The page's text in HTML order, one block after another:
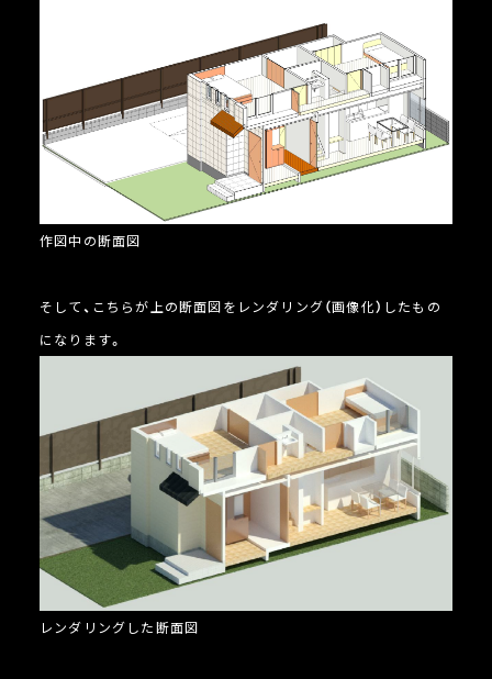
作図中の断面図
そして、こちらが上の断面図をレンダリング（画像化）したもの
になります。
レンダリングした断面図